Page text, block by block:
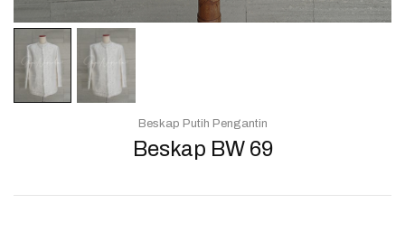
Beskap BW 69
Beskap Putih Pengantin